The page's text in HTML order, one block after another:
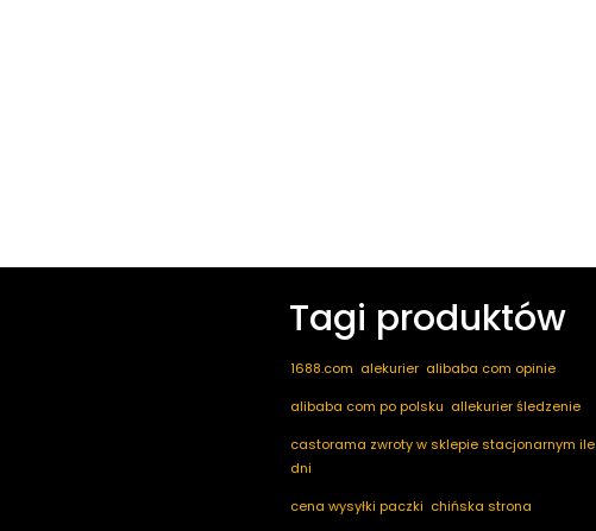
Tagi produktów
1688.com alekurier alibaba com opinie
alibaba com po polsku allekurier śledzenie
castorama zwroty w sklepie stacjonarnym ile
dni
cena wysyłki paczki chińska strona